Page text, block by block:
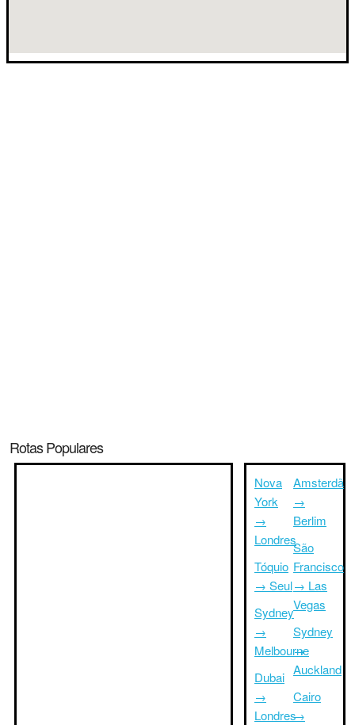
Rotas Populares
Nova
York
→
Londres
Tóquio
→ Seul
Sydney
→
Melbourne
Dubai
→
Londres
Amsterdã
→
Berlim
São
Francisco
→ Las
Vegas
Sydney
→
Auckland
Cairo
→